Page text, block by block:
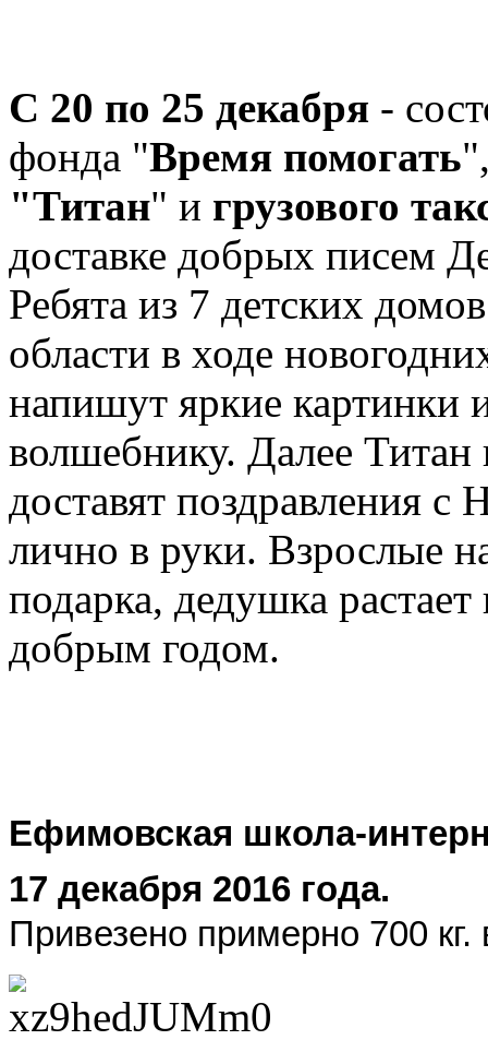
С 20 по 25 декабря -
фонда "Время помогать
"Титан" и грузового
доставке добрых писем
Ребята из 7 детских
области в ходе
напишут яркие картинки
волшебнику. Далее
доставят поздравления
лично в руки. Взрослые
подарка, дедушка
добрым годом.
Ефимовская школа-
17 декабря 2016 года.
Привезено примерно 700